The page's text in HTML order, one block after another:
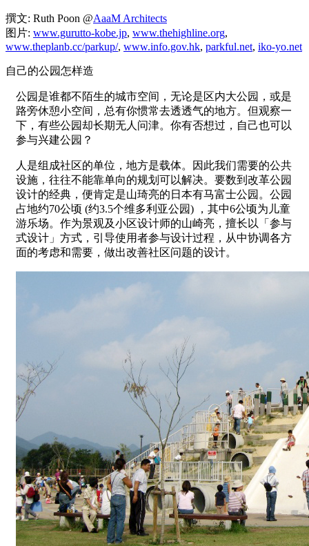
撰文: Ruth Poon @AaaM Architects
图片: www.gurutto-kobe.jp, www.thehighline.org,
www.theplanb.cc/parkup/, www.info.gov.hk, parkful.net, iko-yo.net
自己的公园怎样造
公园是谁都不陌生的城市空间，无论是区内大公园，或是
路旁休憩小空间，总有你惯常去透透气的地方。但观察一
下，有些公园却长期无人问津。你有否想过，自己也可以
参与兴建公园？
人是组成社区的单位，地方是载体。因此我们需要的公共
设施，往往不能靠单向的规划可以解决。要数到改革公园
设计的经典，便肯定是山琦亮的日本有马富士公园。公园
占地约70公顷 (约3.5个维多利亚公园) ，其中6公顷为儿童
游乐场。作为景观及小区设计师的山崎亮，擅长以「参与
式设计」方式，引导使用者参与设计过程，从中协调各方
面的考虑和需要，做出改善社区问题的设计。